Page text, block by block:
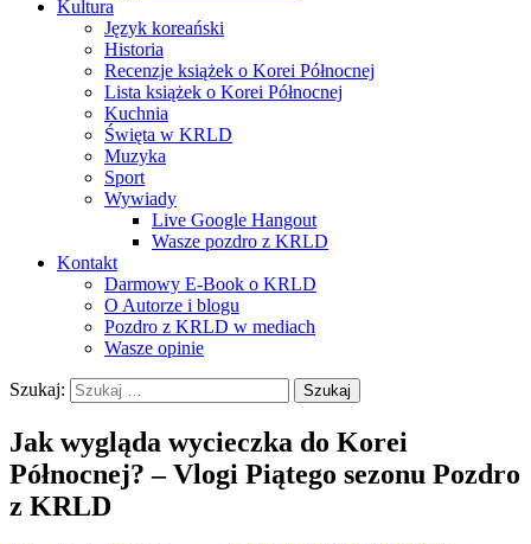
Kultura
Język koreański
Historia
Recenzje książek o Korei Północnej
Lista książek o Korei Północnej
Kuchnia
Święta w KRLD
Muzyka
Sport
Wywiady
Live Google Hangout
Wasze pozdro z KRLD
Kontakt
Darmowy E-Book o KRLD
O Autorze i blogu
Pozdro z KRLD w mediach
Wasze opinie
Szukaj:
Jak wygląda wycieczka do Korei
Północnej? – Vlogi Piątego sezonu Pozdro
z KRLD